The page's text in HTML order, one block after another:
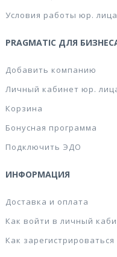
Условия работы юр. лица
PRAGMATIC ДЛЯ
Добавить компанию
Личный кабинет юр.
Корзина
Бонусная программа
Подключить ЭДО
ИНФОРМАЦИЯ
Доставка и оплата
Как войти в личный
Как зарегистрироваться